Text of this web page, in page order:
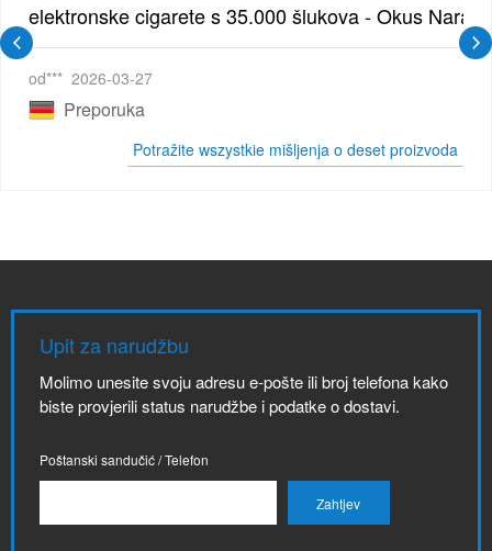
| Elegantna Voćna Kombinacija
elektronske cigarete s 35.000 šlukova - Okus
od*** 2026-03-27
Preporuka
Potražite wszystkie mišljenja o deset proizvoda
Upit za narudžbu
Molimo unesite svoju adresu e-pošte ili broj telefona kako
biste provjerili status narudžbe i podatke o dostavi.
Poštanski sandučić / Telefon